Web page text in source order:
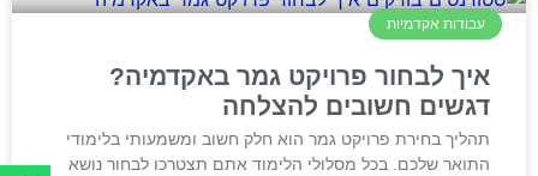
עבודות אקדמיות
איך לבחור פרויקט גמר באקדמיה?
דגשים חשובים להצלחה
תהליך בחירת פרויקט גמר הוא חלק חשוב ומשמעותי בלימודי
התואר שלכם. בכל מסלולי הלימוד אתם תצטרכו לבחור נושא